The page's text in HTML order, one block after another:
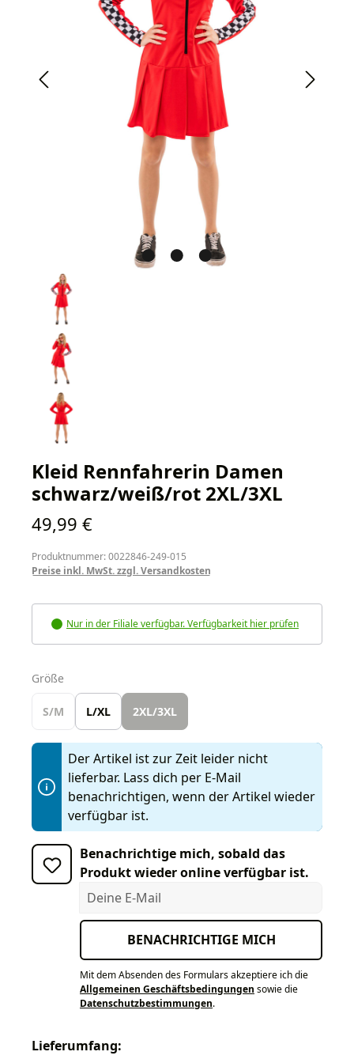
Kleid Rennfahrerin Damen
schwarz/weiß/rot 2XL/3XL
Regulärer Preis:
49,99 €
Produktnummer: 0022846-249-015
Preise inkl. MwSt. zzgl. Versandkosten
Nur in der Filiale verfügbar. Verfügbarkeit hier prüfen
Größe
S/M L/XL 2XL/3XL
Der Artikel ist zur Zeit leider nicht
lieferbar. Lass dich per E-Mail
benachrichtigen, wenn der Artikel wieder
verfügbar ist.
Benachrichtige mich, sobald das
Produkt wieder online verfügbar ist.
Deine E-Mail
BENACHRICHTIGE MICH
Mit dem Absenden des Formulars akzeptiere ich die
Allgemeinen Geschäftsbedingungen sowie die
Datenschutzbestimmungen.
Lieferumfang: